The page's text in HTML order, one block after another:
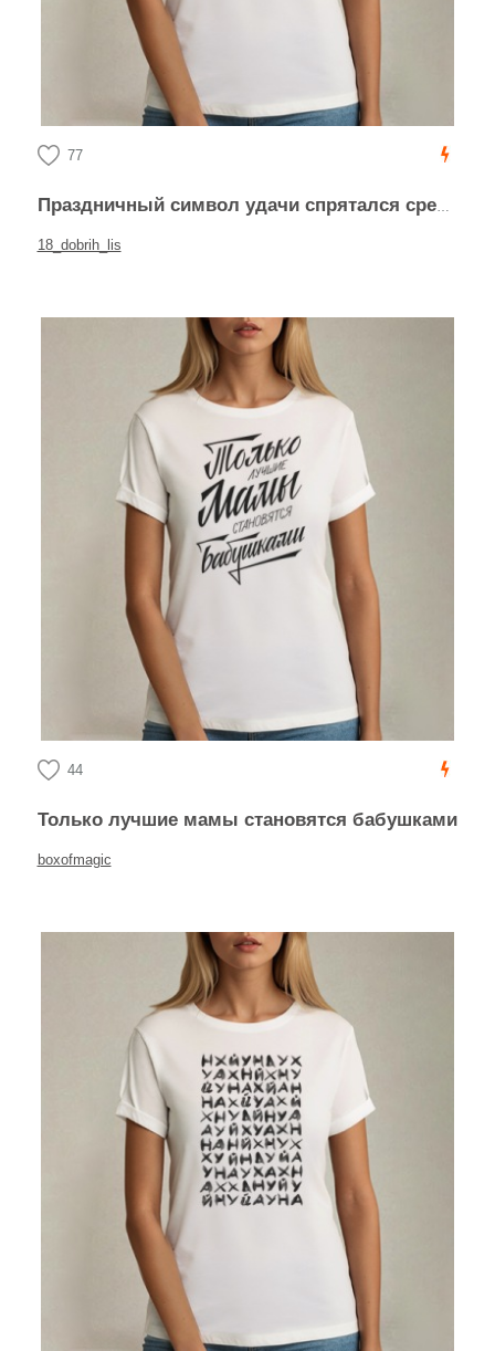
77
Праздничный символ удачи спрятался среди весенней зелени рыжая лиса клевер
18_dobrih_lis
44
Только лучшие мамы становятся бабушками
boxofmagic